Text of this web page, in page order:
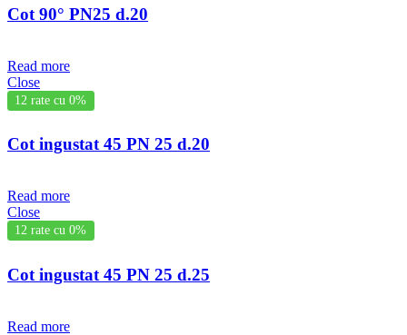
Cot 90° PN25 d.20
Read more
Close
12 rate cu 0%
Cot ingustat 45 PN 25 d.20
Read more
Close
12 rate cu 0%
Cot ingustat 45 PN 25 d.25
Read more